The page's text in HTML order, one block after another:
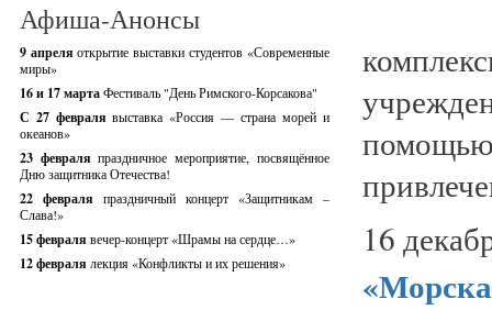
Афиша-Анонсы
9 апреляоткрытие выставки студентов «Современные
миры»
16 и 17 мартаФестиваль "День Римского-Корсакова"
С 27 февралявыставка «Россия — страна морей и
океанов»
23 февраляпраздничное мероприятие, посвящённое
Дню защитника Отечества!
22 февраля праздничный концерт «Защитникам –
Слава!»
15 февраля вечер-концерт «Шрамы на сердце…»
12 февраля лекция «Конфликты и их решения»
16